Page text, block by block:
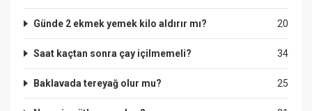
20
Günde 2 ekmek yemek kilo aldırır mı?
34
Saat kaçtan sonra çay içilmemeli?
25
Baklavada tereyağ olur mu?